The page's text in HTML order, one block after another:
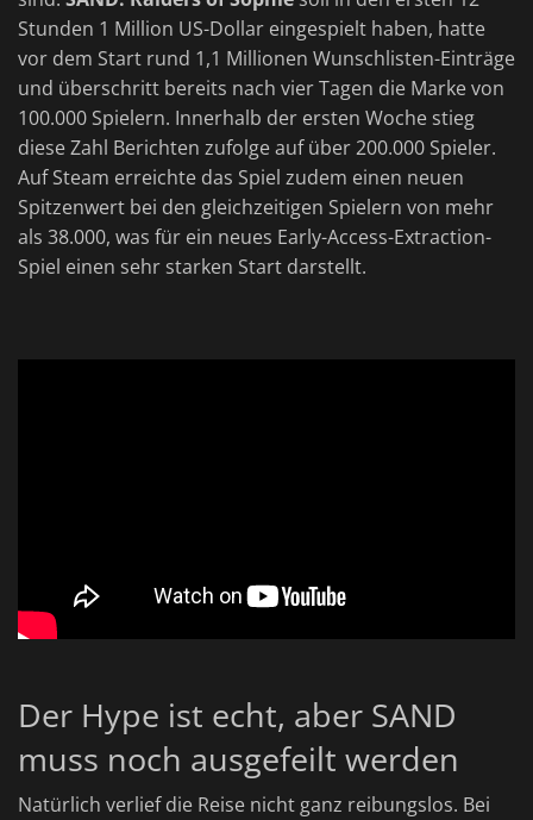
Stunden 1 Million US-Dollar eingespielt haben, hatte
vor dem Start rund 1,1 Millionen Wunschlisten-Einträge
und überschritt bereits nach vier Tagen die Marke von
100.000 Spielern. Innerhalb der ersten Woche stieg
diese Zahl Berichten zufolge auf über 200.000 Spieler.
Auf Steam erreichte das Spiel zudem einen neuen
Spitzenwert bei den gleichzeitigen Spielern von mehr
als 38.000, was für ein neues Early-Access-Extraction-
Spiel einen sehr starken Start darstellt.
Der Hype ist echt, aber SAND
muss noch ausgefeilt werden
Natürlich verlief die Reise nicht ganz reibungslos. Bei